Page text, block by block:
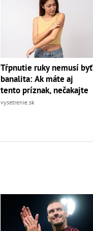
Tŕpnutie ruky nemusí byť
banalita: Ak máte aj
tento príznak, nečakajte
vysetrenie.sk